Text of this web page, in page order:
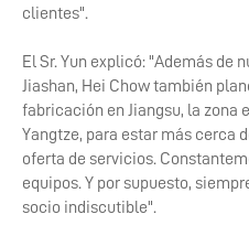
clientes".
El Sr. Yun explicó: "Además de
Jiashan, Hei Chow también
fabricación en Jiangsu, la zona
Yangtze, para estar más cerca
oferta de servicios.
equipos. Y por supuesto,
socio indiscutible".